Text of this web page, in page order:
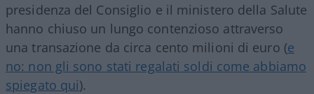
presidenza del Consiglio e il ministero della Salute
hanno chiuso un lungo contenzioso attraverso
una transazione da circa cento milioni di euro (e
no: non gli sono stati regalati soldi come abbiamo
spiegato qui).